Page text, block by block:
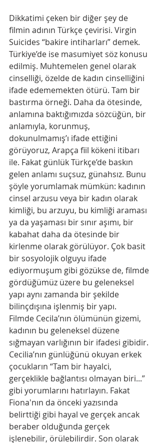
Dikkatimi çeken bir diğer şey de
filmin adının Türkçe çevirisi. Virgin
Suicides “bakire intiharları” demek.
Türkiye’de ise masumiyet söz konusu
edilmiş. Muhtemelen genel olarak
cinselliği, özelde de kadın cinselliğini
ifade edememekten ötürü. Tam bir
bastırma örneği. Daha da ötesinde,
anlamına baktığımızda sözcüğün, bir
anlamıyla, korunmuş,
dokunulmamış’ı ifade ettiğini
görüyoruz, Arapça fiil kökeni itibarı
ile. Fakat günlük Türkçe’de baskın
gelen anlamı suçsuz, günahsız. Bunu
şöyle yorumlamak mümkün: kadının
cinsel arzusu veya bir kadın olarak
kimliği, bu arzuyu, bu kimliği araması
ya da yaşaması bir sınır aşımı, bir
kabahat daha da ötesinde bir
kirlenme olarak görülüyor. Çok basit
bir sosyolojik olguyu ifade
ediyormuşum gibi gözükse de, filmde
gördüğümüz üzere bu geleneksel
yapı aynı zamanda bir şekilde
bilinçdışına işlenmiş bir yapı.
Filmde Cecila’nın ölümünün gizemi,
kadının bu geleneksel düzene
sığmayan varlığının bir ifadesi gibidir.
Cecilia’nın günlüğünü okuyan erkek
çocukların “Tam bir hayalci,
gerçeklikle bağlantısı olmayan biri...”
gibi yorumlarını hatırlayın. Fakat
Fiona'nın da önceki yazısında
belirttiği gibi hayal ve gerçek ancak
beraber olduğunda gerçek
işlenebilir, örülebilirdir. Son olarak